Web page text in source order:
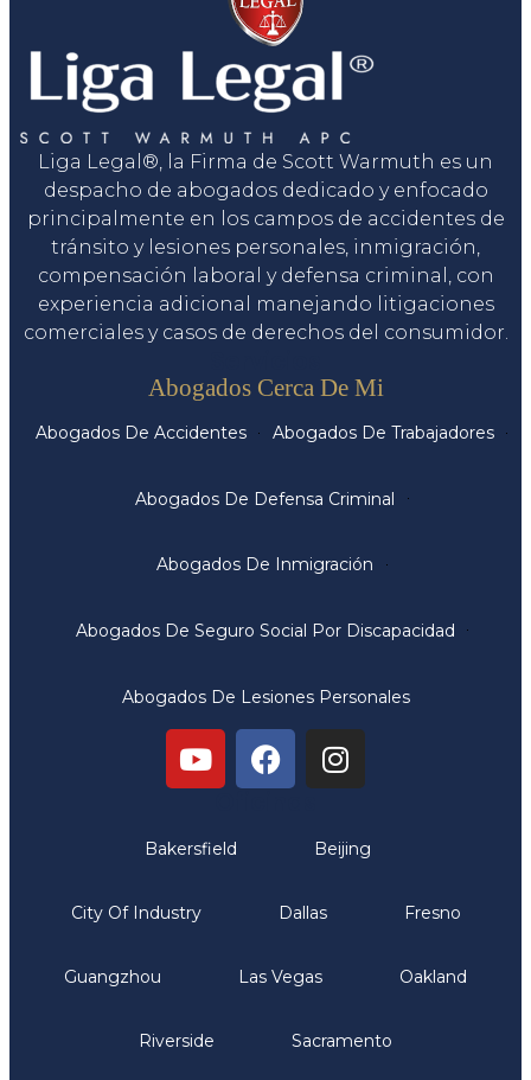
Liga Legal®, la Firma de Scott Warmuth es un
despacho de abogados dedicado y enfocado
principalmente en los campos de accidentes de
tránsito y lesiones personales, inmigración,
compensación laboral y defensa criminal, con
experiencia adicional manejando litigaciones
comerciales y casos de derechos del consumidor.
Abogados Cerca De Mi
Abogados De Accidentes Abogados De Trabajadores
Abogados De Defensa Criminal
Abogados De Inmigración
Abogados De Seguro Social Por Discapacidad
Abogados De Lesiones Personales
Bakersfield Beijing
City Of Industry Dallas Fresno
Guangzhou Las Vegas Oakland
Riverside Sacramento